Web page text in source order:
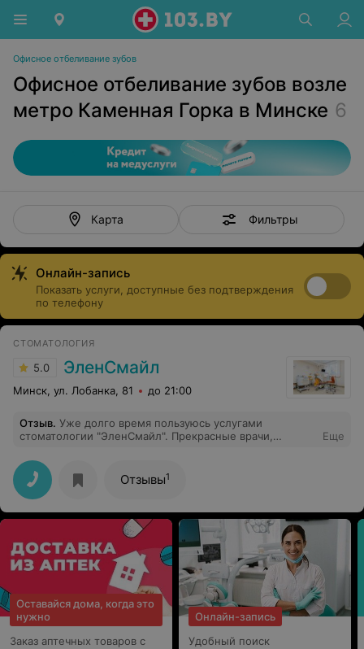
Офисное отбеливание зубов
Офисное отбеливание зубов возле
метро Каменная Горка в Минске 6
Карта Фильтры
Онлайн-запись
Показать услуги, доступные без подтверждения
по телефону
СТОМАТОЛОГИЯ
5.0 ЭленСмайл
Минск, ул. Лобанка, 81 до 21:00
Отзыв. Уже долго время пользуюсь услугами
стоматологии "ЭленСмайл". Прекрасные врачи,
Владимировне, чуткий врач и профессионал своего
дела!
Еще
Отзывы1
Оставайся дома, когда это
нужно
Заказ аптечных товаров с
Онлайн-запись
Удобный поиск